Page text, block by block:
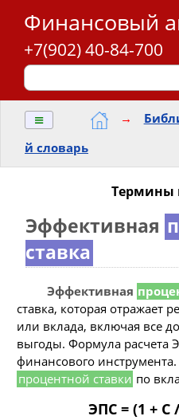
Финансовый
+7(902) 40-84-700
≡ →
й словарь
Термины
Эффективная
ставка
Эффективная
ставка, которая отражает
или вклада, включая все
выгоды. Формула расчета
финансового
процентной ставки по
ЭПС = (1 + С